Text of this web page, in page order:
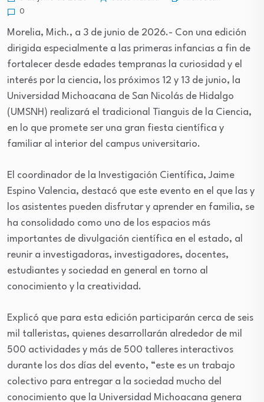
0
Morelia, Mich., a 3 de junio de 2026.- Con una edición
dirigida especialmente a las primeras infancias a fin de
fortalecer desde edades tempranas la curiosidad y el
interés por la ciencia, los próximos 12 y 13 de junio, la
Universidad Michoacana de San Nicolás de Hidalgo
(UMSNH) realizará el tradicional Tianguis de la Ciencia,
en lo que promete ser una gran fiesta científica y
familiar al interior del campus universitario.
El coordinador de la Investigación Científica, Jaime
Espino Valencia, destacó que este evento en el que las y
los asistentes pueden disfrutar y aprender en familia, se
ha consolidado como uno de los espacios más
importantes de divulgación científica en el estado, al
reunir a investigadoras, investigadores, docentes,
estudiantes y sociedad en general en torno al
conocimiento y la creatividad.
Explicó que para esta edición participarán cerca de seis
mil talleristas, quienes desarrollarán alrededor de mil
500 actividades y más de 500 talleres interactivos
durante los dos días del evento, “este es un trabajo
colectivo para entregar a la sociedad mucho del
conocimiento que la Universidad Michoacana genera